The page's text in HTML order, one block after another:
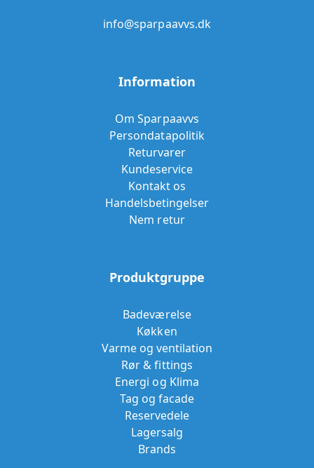
info@sparpaavvs.dk
Information
Om Sparpaavvs
Persondatapolitik
Returvarer
Kundeservice
Kontakt os
Handelsbetingelser
Nem retur
Produktgruppe
Badeværelse
Køkken
Varme og ventilation
Rør & fittings
Energi og Klima
Tag og facade
Reservedele
Lagersalg
Brands